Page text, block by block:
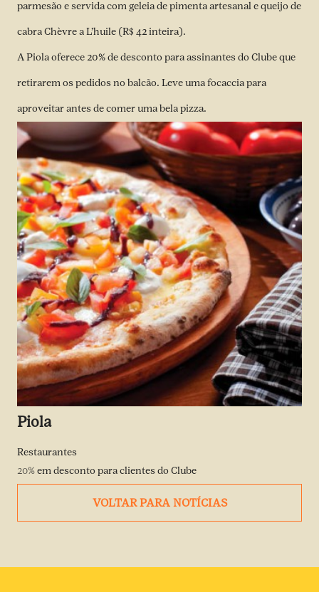
parmesão e servida com geleia de pimenta artesanal e queijo de
cabra Chèvre a L’huile (R$ 42 inteira).
A Piola oferece 20% de desconto para assinantes do Clube que
retirarem os pedidos no balcão. Leve uma focaccia para
aproveitar antes de comer uma bela pizza.
Piola
Restaurantes
20%em desconto para clientes do Clube
VOLTAR PARA NOTÍCIAS